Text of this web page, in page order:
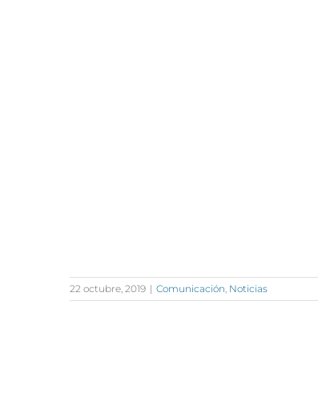
22 octubre, 2019 | Comunicación, Noticias